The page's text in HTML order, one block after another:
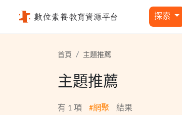
探索
首頁 主題推薦
主題推薦
有 1 項 #網聚 結果